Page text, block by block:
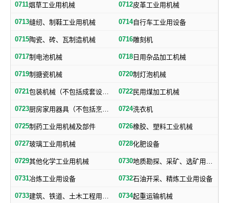
0711烟草工业用机械 0712皮革工业用机械
0713缝纫、制鞋工业用机械 0714自行车工业用设备
0715陶瓷、砖、瓦制造机械 0716雕刻机
0717制电池机械 0718 日用杂品加工机械
0719制搪瓷机械 0720制灯泡机械
0721 包装机械（不包括成套设备专用包装机械） 0722民用煤加工机械
0723 厨房家用器具（不包括烹调、电气加热设备及厨房手工具） 0724洗衣机
0725制药工业用机械及部件 0726橡胶、塑料工业机械
0727玻璃工业用机械 0728化肥设备
0729其他化学工业用机械 0730 地质勘探、采矿、选矿用机械
0731冶炼工业用设备 0732石油开采、精炼工业用设备
0733 建筑、铁道、土木工程用机械 0734起重运输机械